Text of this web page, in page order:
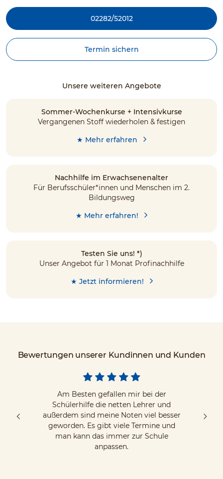
02282/52012
Termin sichern
Unsere weiteren Angebote
Sommer-Wochenkurse + Intensivkurse
Vergangenen Stoff wiederholen & festigen
★ Mehr erfahren
Nachhilfe im Erwachsenenalter
Für Berufsschüler*innen und Menschen im 2.
Bildungsweg
★ Mehr erfahren!
Testen Sie uns! *)
Unser Angebot für 1 Monat Profinachhilfe
★ Jetzt informieren!
Bewertungen unserer Kundinnen und Kunden
Am Besten gefallen mir bei der
Schülerhilfe die netten Lehrer und
außerdem sind meine Noten viel besser
geworden. Es gibt viele Termine und
man kann das immer zur Schule
anpassen.